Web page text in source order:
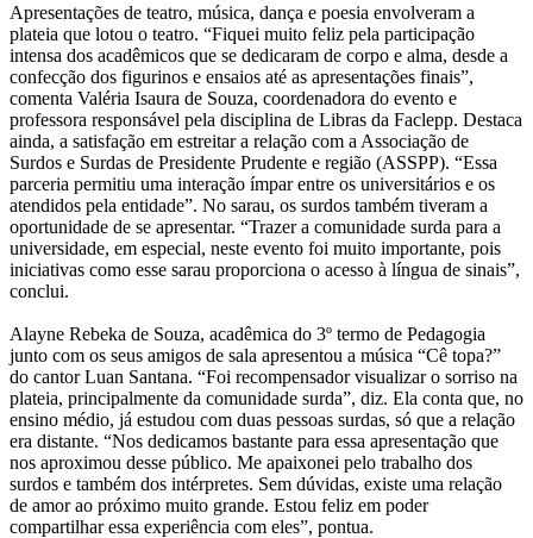
Apresentações de teatro, música, dança e poesia envolveram a
plateia que lotou o teatro. “Fiquei muito feliz pela participação
intensa dos acadêmicos que se dedicaram de corpo e alma, desde a
confecção dos figurinos e ensaios até as apresentações finais”,
comenta Valéria Isaura de Souza, coordenadora do evento e
professora responsável pela disciplina de Libras da Faclepp. Destaca
ainda, a satisfação em estreitar a relação com a Associação de
Surdos e Surdas de Presidente Prudente e região (ASSPP). “Essa
parceria permitiu uma interação ímpar entre os universitários e os
atendidos pela entidade”. No sarau, os surdos também tiveram a
oportunidade de se apresentar. “Trazer a comunidade surda para a
universidade, em especial, neste evento foi muito importante, pois
iniciativas como esse sarau proporciona o acesso à língua de sinais”,
conclui.
Alayne Rebeka de Souza, acadêmica do 3º termo de Pedagogia
junto com os seus amigos de sala apresentou a música “Cê topa?”
do cantor Luan Santana. “Foi recompensador visualizar o sorriso na
plateia, principalmente da comunidade surda”, diz. Ela conta que, no
ensino médio, já estudou com duas pessoas surdas, só que a relação
era distante. “Nos dedicamos bastante para essa apresentação que
nos aproximou desse público. Me apaixonei pelo trabalho dos
surdos e também dos intérpretes. Sem dúvidas, existe uma relação
de amor ao próximo muito grande. Estou feliz em poder
compartilhar essa experiência com eles”, pontua.